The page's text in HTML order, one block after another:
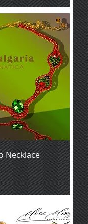
Necklace